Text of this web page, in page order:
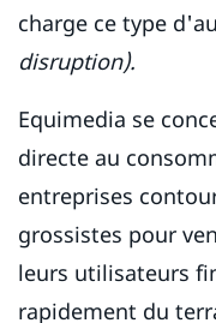
charge ce type
disruption).
Equimedia se
directe au
entreprises
grossistes pour
leurs utilisateurs
rapidement du